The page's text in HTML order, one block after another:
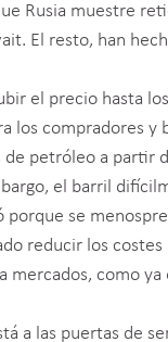
Rusia muestre
El resto, han
el precio hasta
los compradores
petróleo a partir
el barril
porque se
reducir los
mercados, como
a las puertas de